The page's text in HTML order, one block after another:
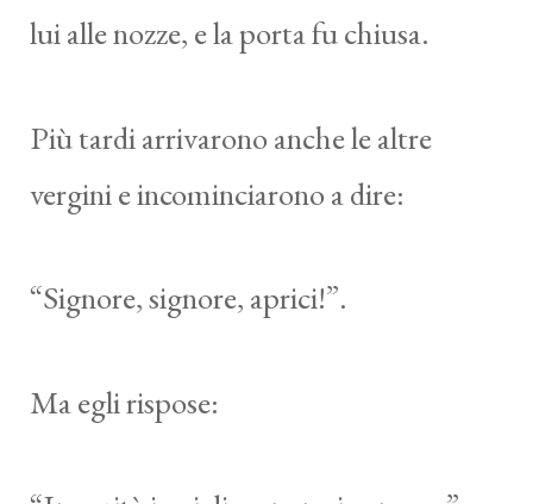
lui alle nozze, e la porta fu chiusa.
Più tardi arrivarono anche le altre
vergini e incominciarono a dire:
“Signore, signore, aprici!”.
Ma egli rispose: